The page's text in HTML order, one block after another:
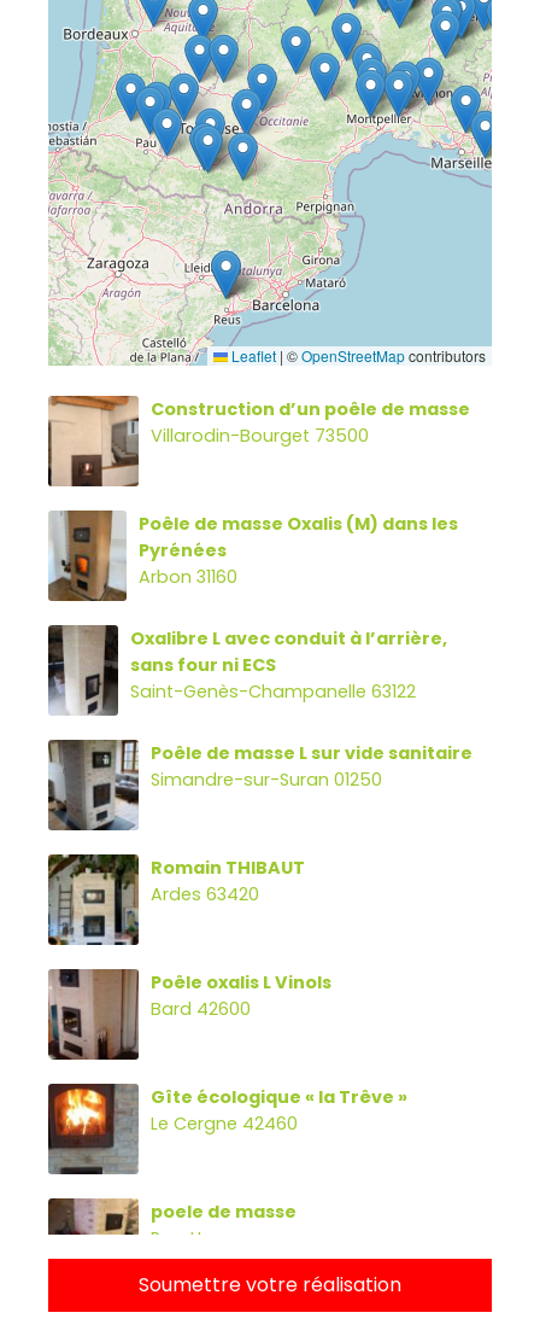
Leaflet | ©OpenStreetMapcontributors
Construction d’un poêle de masse
Villarodin-Bourget 73500
Poêle de masse Oxalis (M) dans les
Pyrénées
Arbon 31160
Oxalibre L avec conduit à l’arrière,
sans four ni ECS
Saint-Genès-Champanelle 63122
Poêle de masse L sur vide sanitaire
Simandre-sur-Suran 01250
Romain THIBAUT
Ardes 63420
Poêle oxalis L Vinols
Bard 42600
Gîte écologique « la Trêve »
Le Cergne 42460
poele de masse
Parette
Soumettre votre réalisation